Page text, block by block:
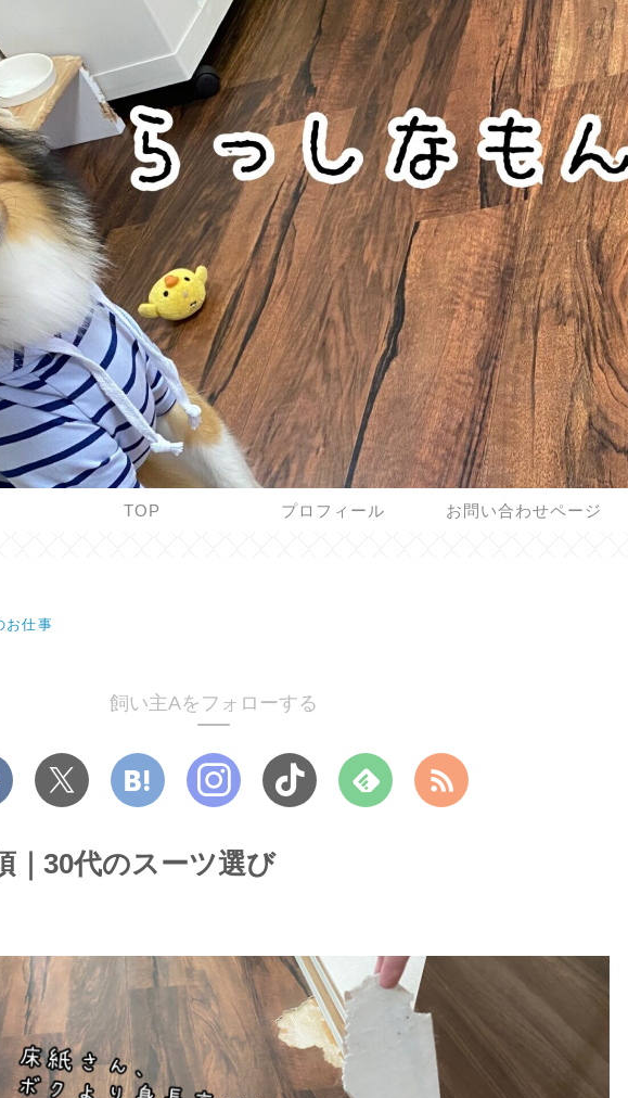
TOP プロフィール お問い合わせページ
お仕事
飼い主Aをフォローする
｜30代のスーツ選び